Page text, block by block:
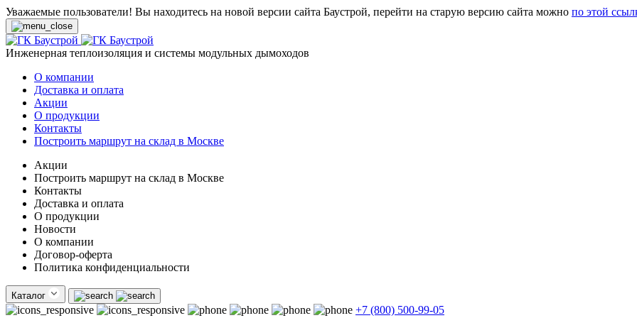
Уважаемые пользователи! Вы находитесь на новой версии сайта Баустрой, перейти на старую версию сайта можно по этой
Инженерная теплоизоляция и системы модульных дымоходов
О компании
Доставка и оплата
Акции
О продукции
Контакты
Построить маршрут на склад в Москве
Акции
Построить маршрут на склад в Москве
Контакты
Доставка и оплата
О продукции
Новости
О компании
Договор-оферта
Политика конфиденциальности
Каталог
+7 (800) 500-99-05